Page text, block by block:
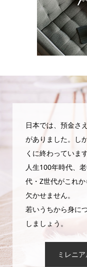
日本では、預金さ
がありました。し
くに終わっています
人生100年時代、
代・Z世代がこれ
欠かせません。
若いうちから身に
しましょう。
ミレニ